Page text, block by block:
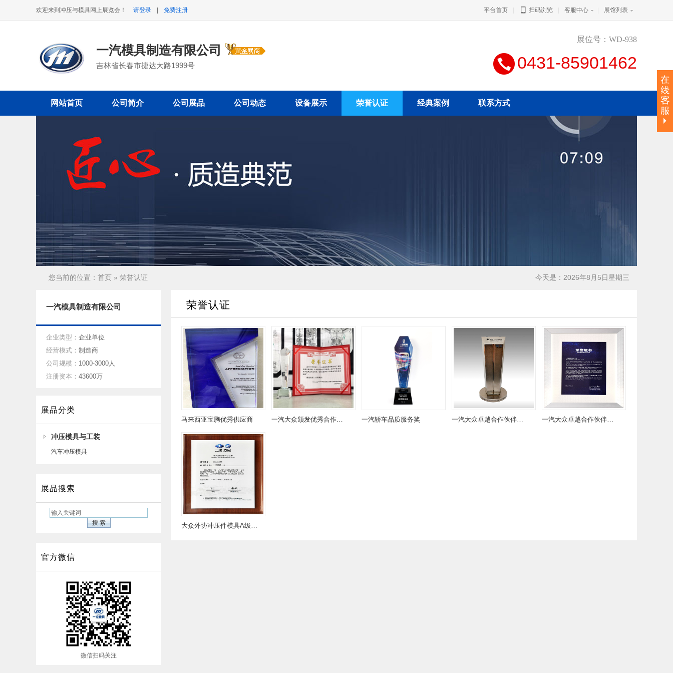
欢迎来到冲压与模具网上展览会！ 请登录 免费注册 平台首页 扫码浏览 客服中心 展馆列表
一汽模具制造有限公司
吉林省长春市捷达大路1999号
展位号：WD-938
0431-85901462
网站首页 公司简介 公司展品 公司动态 设备展示 荣誉认证 经典案例 联系方式
今天是：2026年8月5日星期三
您当前的位置： 首页 » 荣誉认证
一汽模具制造有限公司
企业类型： 企业单位
经营模式： 制造商
公司规模： 1000-3000人
注册资本： 43600万
展品分类
冲压模具与工装
汽车冲压模具
展品搜索
官方微信
微信扫码关注
荣誉认证
马来西亚宝腾优秀供应商 一汽大众颁发优秀合作伙伴共进奖 一汽轿车品质服务奖 一汽大众卓越合作伙伴奖杯 一汽大众卓越合作伙伴证书
大众外协冲压件模具A级供应商